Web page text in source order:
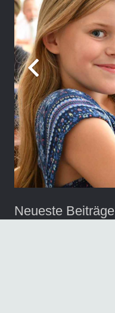
Neueste Beiträge